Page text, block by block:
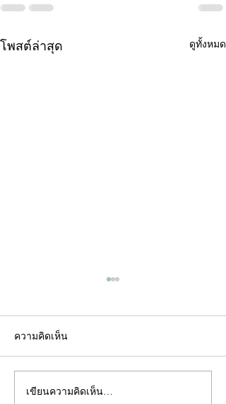
โพสต์ล่าสุด ดูทั้งหมด
คอลัมน์"จับชีพจรวงการ
ความคิดเห็น
เขียนความคิดเห็น…